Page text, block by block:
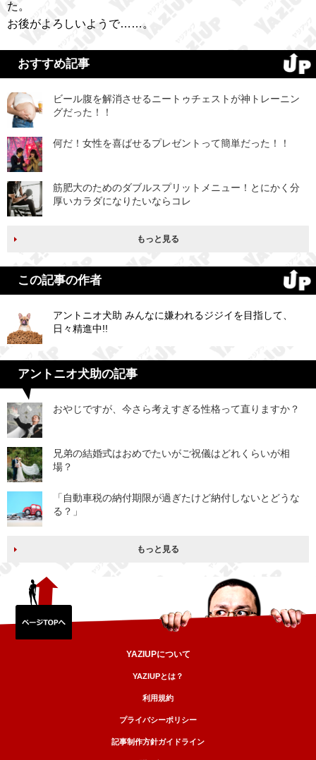
た。
お後がよろしいようで……。
おすすめ記事
ビール腹を解消させるニートゥチェストが神トレーニン
グだった！！
何だ！女性を喜ばせるプレゼントって簡単だった！！
筋肥大のためのダブルスプリットメニュー！とにかく分
厚いカラダになりたいならコレ
もっと見る
この記事の作者
アントニオ犬助 みんなに嫌われるジジイを目指して、
日々精進中!!
アントニオ犬助の記事
おやじですが、今さら考えすぎる性格って直りますか？
兄弟の結婚式はおめでたいがご祝儀はどれくらいが相
場？
「自動車税の納付期限が過ぎたけど納付しないとどうな
る？」
もっと見る
YAZIUPについて
YAZIUPとは？
利用規約
プライバシーポリシー
記事制作方針ガイドライン